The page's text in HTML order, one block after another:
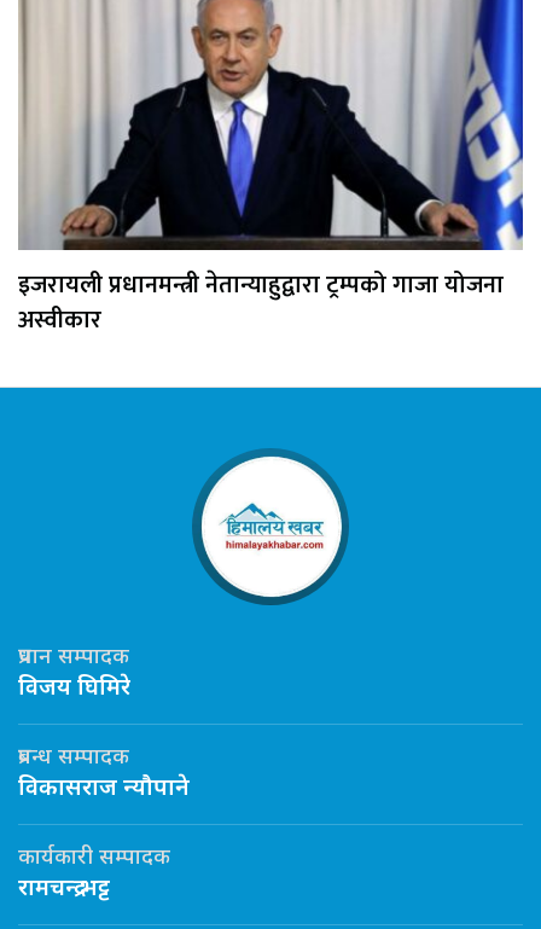
इजरायली प्रधानमन्त्री नेतान्याहुद्वारा ट्रम्पको गाजा योजना
अस्वीकार
प्रधान सम्पादक
विजय घिमिरे
प्रबन्ध सम्पादक
विकासराज न्यौपाने
कार्यकारी सम्पादक
रामचन्द्र भट्ट